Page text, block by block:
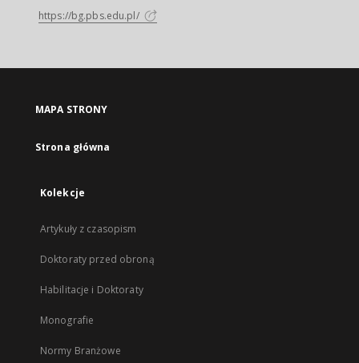
https://bg.pbs.edu.pl/
MAPA STRONY
Strona główna
Kolekcje
Artykuły z czasopism
Doktoraty przed obroną
Habilitacje i Doktoraty
Monografie
Normy Branżowe